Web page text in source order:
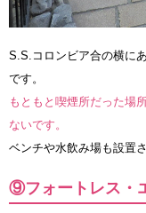
S.S.コロンビア合の横に
です。
もともと喫煙所だった場
ないです。
ベンチや水飲み場も設置
⑨フォートレス・